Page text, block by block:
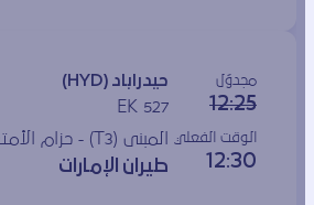
مجدوَل
12:25
حيدراباد (HYD)
EK 527
الوقت الفعلي
12:30
المبنى (T3) - حزام الأمتعة (2)
طيران الإمارات